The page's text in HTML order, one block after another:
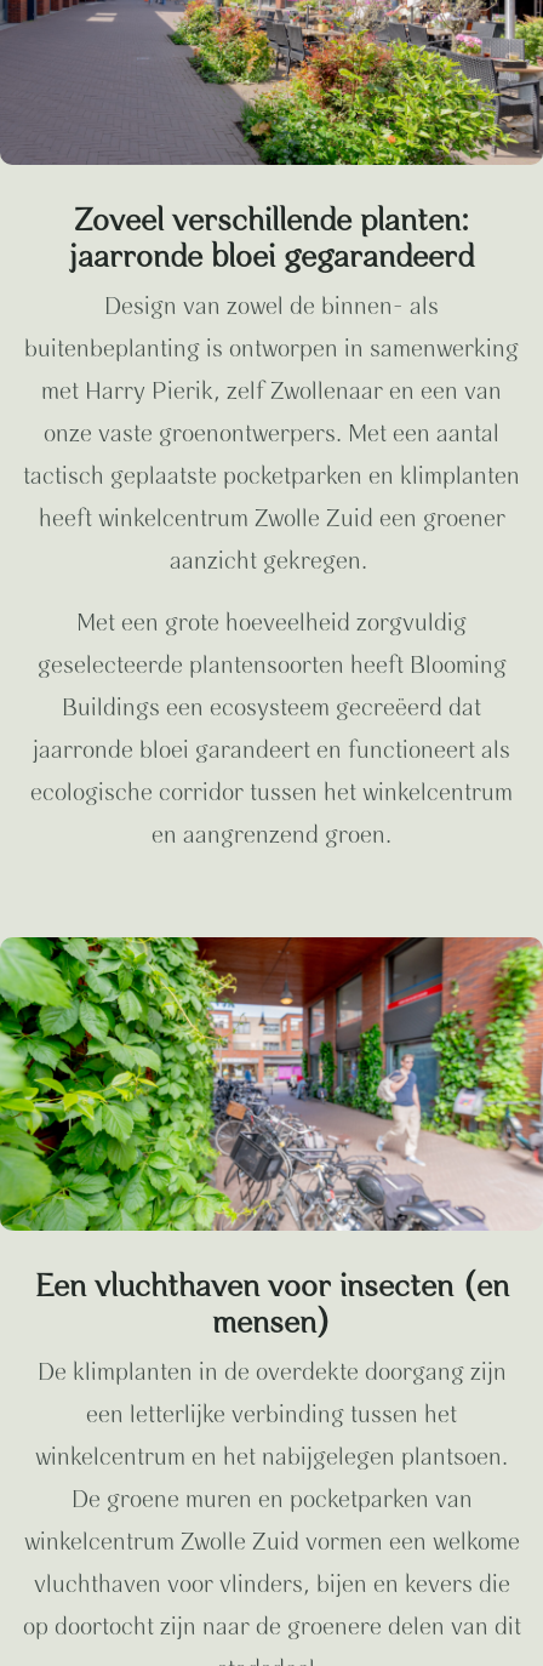
Zoveel verschillende planten:
jaarronde bloei gegarandeerd
Design van zowel de binnen- als
buitenbeplanting is ontworpen in samenwerking
met Harry Pierik, zelf Zwollenaar en een van
onze vaste groenontwerpers. Met een aantal
tactisch geplaatste pocketparken en klimplanten
heeft winkelcentrum Zwolle Zuid een groener
aanzicht gekregen.
Met een grote hoeveelheid zorgvuldig
geselecteerde plantensoorten heeft Blooming
Buildings een ecosysteem gecreëerd dat
jaarronde bloei garandeert en functioneert als
ecologische corridor tussen het winkelcentrum
en aangrenzend groen.
Een vluchthaven voor insecten (en
mensen)
De klimplanten in de overdekte doorgang zijn
een letterlijke verbinding tussen het
winkelcentrum en het nabijgelegen plantsoen.
De groene muren en pocketparken van
winkelcentrum Zwolle Zuid vormen een welkome
vluchthaven voor vlinders, bijen en kevers die
op doortocht zijn naar de groenere delen van dit